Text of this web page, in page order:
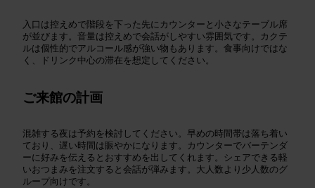
入口は控えめで階段を下った先にカウンターと小さなテーブル席
が並びます。音量は控えめで会話がしやすい雰囲気です。カクテ
ルは個性的でアルコール感が強い物もあります。食事向けではな
く、ドリンク中心の滞在を想定してください。
ご来館の計画
混雑する夜は予約を検討してください。早めの時間帯は落ち着い
ており、遅い時間は賑やかになります。カウンターでバーテンダ
ーに好みを伝えるとおすすめを出してくれます。シェアできる軽
いおつまみを注文すると会話が弾みます。大人数より少人数のグ
ループ向けです。